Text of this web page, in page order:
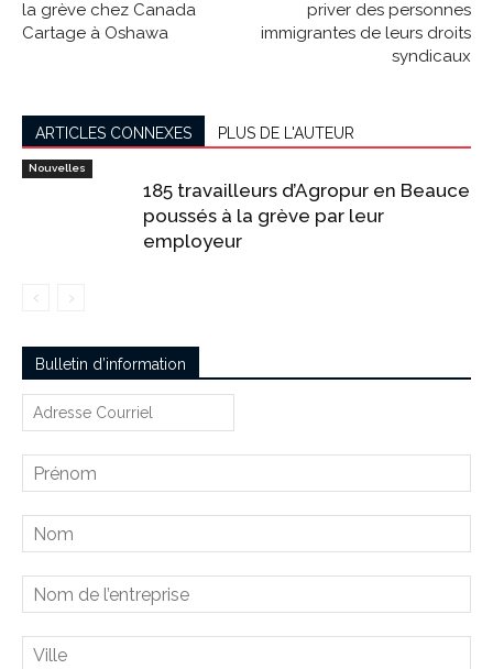
la grève chez Canada
Cartage à Oshawa
priver des personnes
immigrantes de leurs droits
syndicaux
ARTICLES CONNEXES PLUS DE L'AUTEUR
Nouvelles
185 travailleurs d’Agropur en Beauce
poussés à la grève par leur
employeur
Bulletin d’information